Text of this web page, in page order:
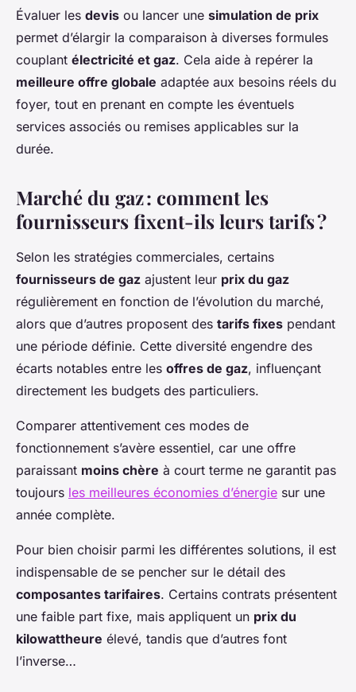
Évaluer les devis ou lancer une simulation de prix
permet d’élargir la comparaison à diverses formules
couplant électricité et gaz. Cela aide à repérer la
meilleure offre globale adaptée aux besoins réels du
foyer, tout en prenant en compte les éventuels
services associés ou remises applicables sur la
durée.
Marché du gaz : comment les
fournisseurs fixent-ils leurs tarifs ?
Selon les stratégies commerciales, certains
fournisseurs de gaz ajustent leur prix du gaz
régulièrement en fonction de l’évolution du marché,
alors que d’autres proposent des tarifs fixes pendant
une période définie. Cette diversité engendre des
écarts notables entre les offres de gaz, influençant
directement les budgets des particuliers.
Comparer attentivement ces modes de
fonctionnement s’avère essentiel, car une offre
paraissant moins chère à court terme ne garantit pas
toujours les meilleures économies d’énergie sur une
année complète.
Pour bien choisir parmi les différentes solutions, il est
indispensable de se pencher sur le détail des
composantes tarifaires. Certains contrats présentent
une faible part fixe, mais appliquent un prix du
kilowattheure élevé, tandis que d’autres font
l’inverse…